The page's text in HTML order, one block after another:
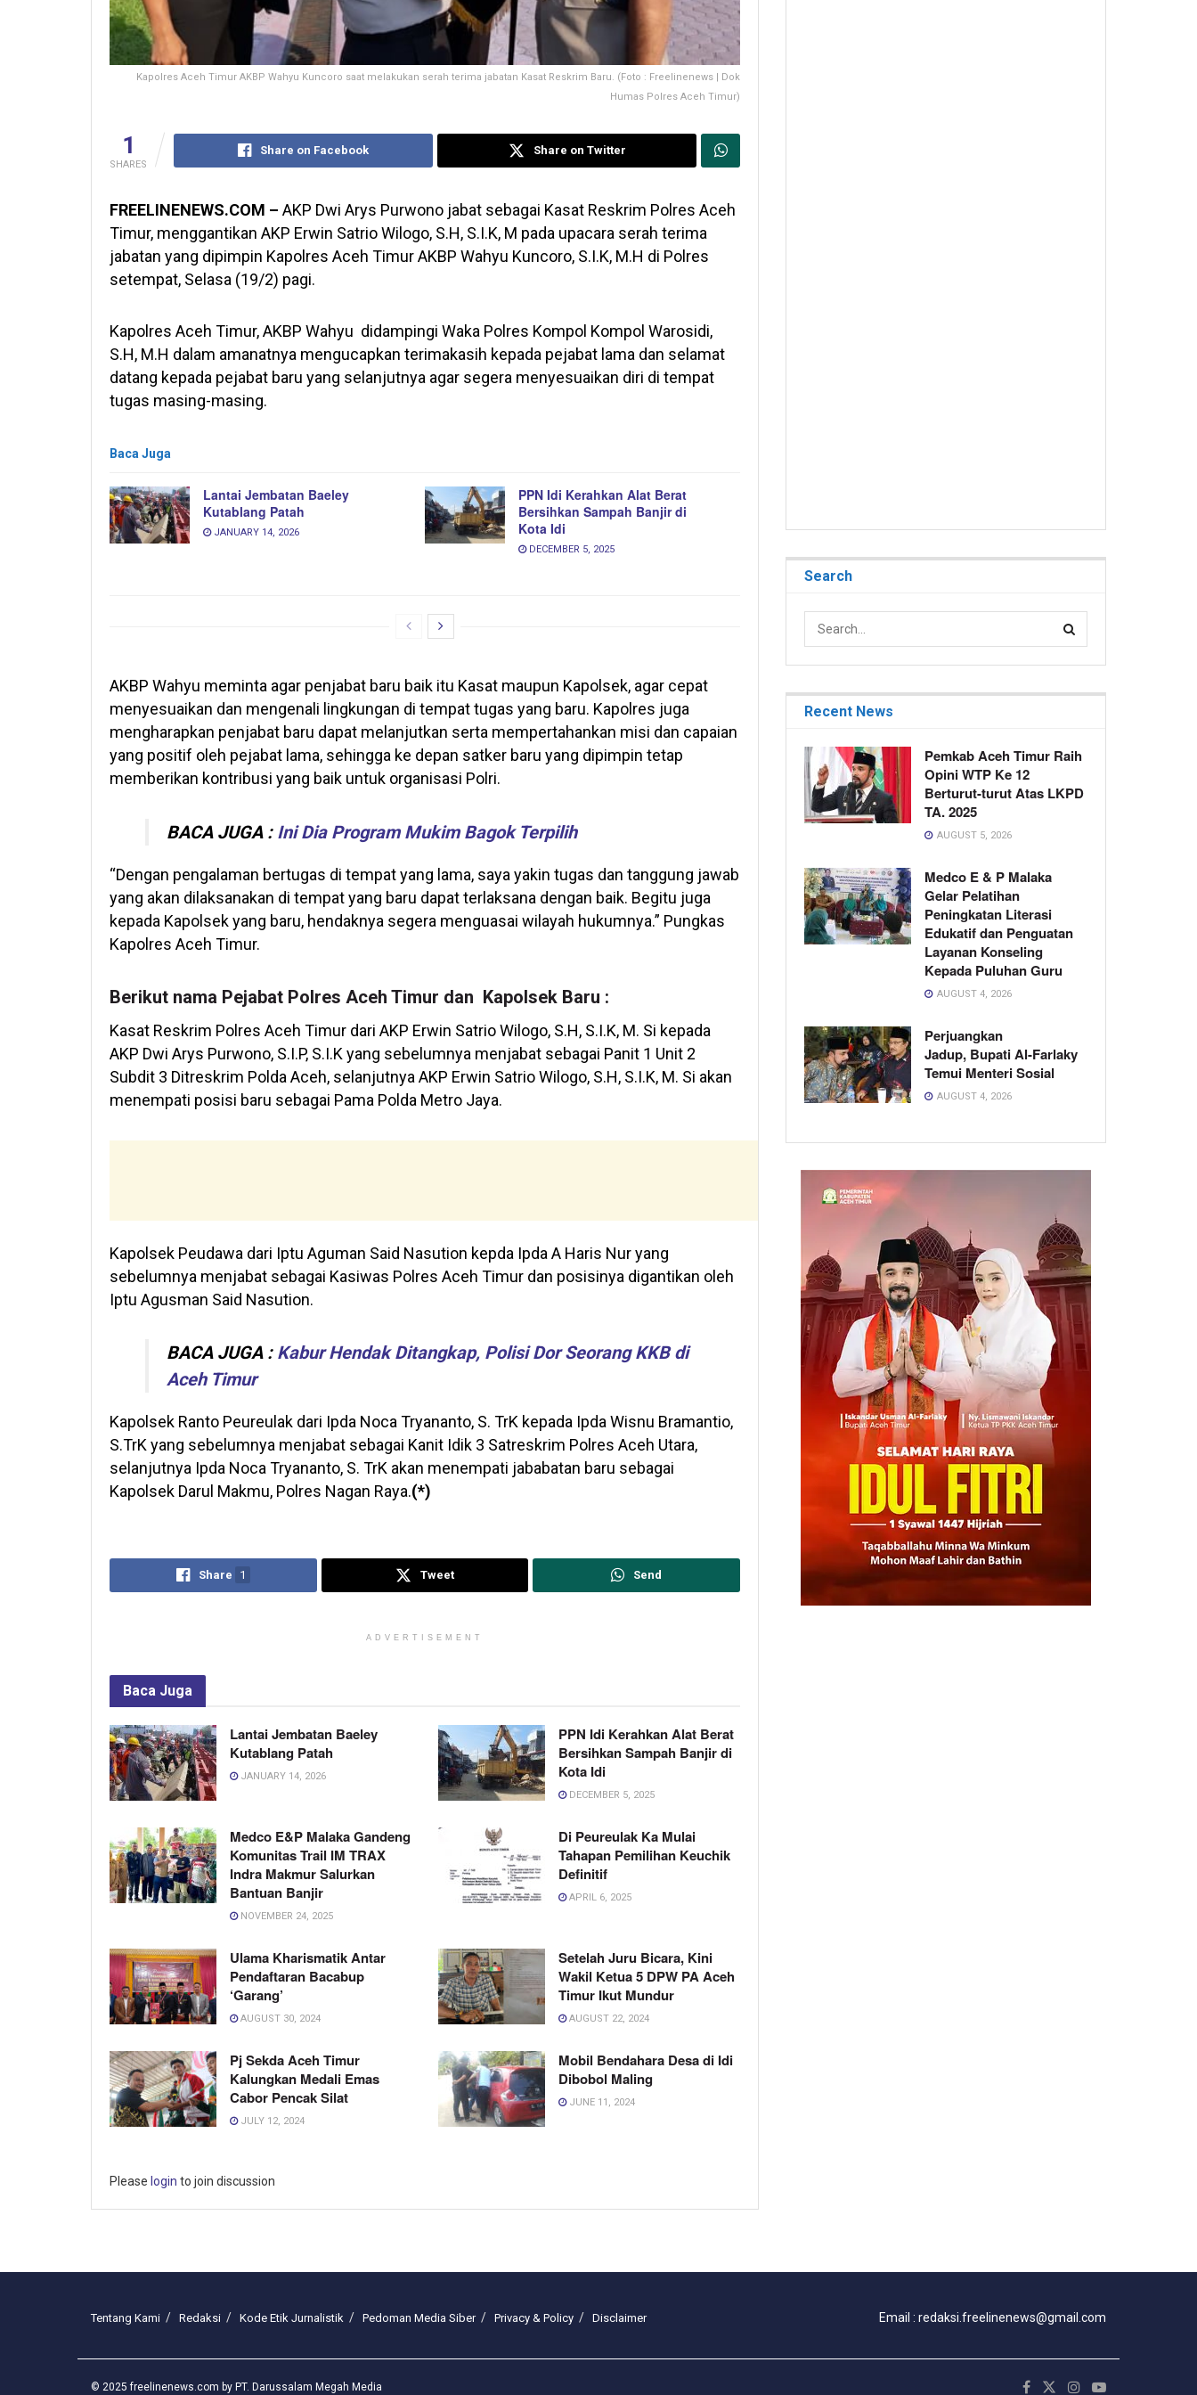
Kapolres Aceh Timur AKBP Wahyu Kuncoro saat melakukan serah terima jabatan Kasat Reskrim Baru. (Foto : Freelinenews | Dok
Humas Polres Aceh Timur)
1
SHARES
Share on Facebook Share on Twitter
FREELINENEWS.COM – AKP Dwi Arys Purwono jabat sebagai Kasat Reskrim Polres Aceh
Timur, menggantikan AKP Erwin Satrio Wilogo, S.H, S.I.K, M pada upacara serah terima
jabatan yang dipimpin Kapolres Aceh Timur AKBP Wahyu Kuncoro, S.I.K, M.H di Polres
setempat, Selasa (19/2) pagi.
Kapolres Aceh Timur, AKBP Wahyu didampingi Waka Polres Kompol Kompol Warosidi,
S.H, M.H dalam amanatnya mengucapkan terimakasih kepada pejabat lama dan selamat
datang kepada pejabat baru yang selanjutnya agar segera menyesuaikan diri di tempat
tugas masing-masing.
Baca Juga
Lantai Jembatan Baeley
Kutablang Patah
JANUARY 14, 2026
PPN Idi Kerahkan Alat Berat
Bersihkan Sampah Banjir di
Kota Idi
DECEMBER 5, 2025
AKBP Wahyu meminta agar penjabat baru baik itu Kasat maupun Kapolsek, agar cepat
menyesuaikan dan mengenali lingkungan di tempat tugas yang baru. Kapolres juga
mengharapkan penjabat baru dapat melanjutkan serta mempertahankan misi dan capaian
yang positif oleh pejabat lama, sehingga ke depan satker baru yang dipimpin tetap
memberikan kontribusi yang baik untuk organisasi Polri.
BACA JUGA : Ini Dia Program Mukim Bagok Terpilih
“Dengan pengalaman bertugas di tempat yang lama, saya yakin tugas dan tanggung jawab
yang akan dilaksanakan di tempat yang baru dapat terlaksana dengan baik. Begitu juga
kepada Kapolsek yang baru, hendaknya segera menguasai wilayah hukumnya.” Pungkas
Kapolres Aceh Timur.
Berikut nama Pejabat Polres Aceh Timur dan Kapolsek Baru :
Kasat Reskrim Polres Aceh Timur dari AKP Erwin Satrio Wilogo, S.H, S.I.K, M. Si kepada
AKP Dwi Arys Purwono, S.I.P, S.I.K yang sebelumnya menjabat sebagai Panit 1 Unit 2
Subdit 3 Ditreskrim Polda Aceh, selanjutnya AKP Erwin Satrio Wilogo, S.H, S.I.K, M. Si akan
menempati posisi baru sebagai Pama Polda Metro Jaya.
Kapolsek Peudawa dari Iptu Aguman Said Nasution kepda Ipda A Haris Nur yang
sebelumnya menjabat sebagai Kasiwas Polres Aceh Timur dan posisinya digantikan oleh
Iptu Agusman Said Nasution.
BACA JUGA : Kabur Hendak Ditangkap, Polisi Dor Seorang KKB di
Aceh Timur
Kapolsek Ranto Peureulak dari Ipda Noca Tryananto, S. TrK kepada Ipda Wisnu Bramantio,
S.TrK yang sebelumnya menjabat sebagai Kanit Idik 3 Satreskrim Polres Aceh Utara,
selanjutnya Ipda Noca Tryananto, S. TrK akan menempati jababatan baru sebagai
Kapolsek Darul Makmu, Polres Nagan Raya.(*)
Share 1 Tweet Send
ADVERTISEMENT
Baca Juga
Lantai Jembatan Baeley
Kutablang Patah
JANUARY 14, 2026
PPN Idi Kerahkan Alat Berat
Bersihkan Sampah Banjir di
Kota Idi
DECEMBER 5, 2025
Medco E&P Malaka Gandeng
Komunitas Trail IM TRAX
Indra Makmur Salurkan
Bantuan Banjir
NOVEMBER 24, 2025
Di Peureulak Ka Mulai
Tahapan Pemilihan Keuchik
Definitif
APRIL 6, 2025
Ulama Kharismatik Antar
Pendaftaran Bacabup
‘Garang’
AUGUST 30, 2024
Setelah Juru Bicara, Kini
Wakil Ketua 5 DPW PA Aceh
Timur Ikut Mundur
AUGUST 22, 2024
Pj Sekda Aceh Timur
Kalungkan Medali Emas
Cabor Pencak Silat
JULY 12, 2024
Mobil Bendahara Desa di Idi
Dibobol Maling
JUNE 11, 2024
Please login to join discussion
Search
Recent News
Pemkab Aceh Timur Raih
Opini WTP Ke 12
Berturut-turut Atas LKPD
TA. 2025
AUGUST 5, 2026
Medco E & P Malaka
Gelar Pelatihan
Peningkatan Literasi
Edukatif dan Penguatan
Layanan Konseling
Kepada Puluhan Guru
AUGUST 4, 2026
Perjuangkan
Jadup, Bupati Al-Farlaky
Temui Menteri Sosial
AUGUST 4, 2026
Tentang Kami Redaksi Kode Etik Jurnalistik Pedoman Media Siber Privacy & Policy Disclaimer Email : redaksi.freelinenews@gmail.com
© 2025 freelinenews.com by PT. Darussalam Megah Media